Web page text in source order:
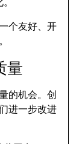
个友好、开
量
的机会。创
进一步改进